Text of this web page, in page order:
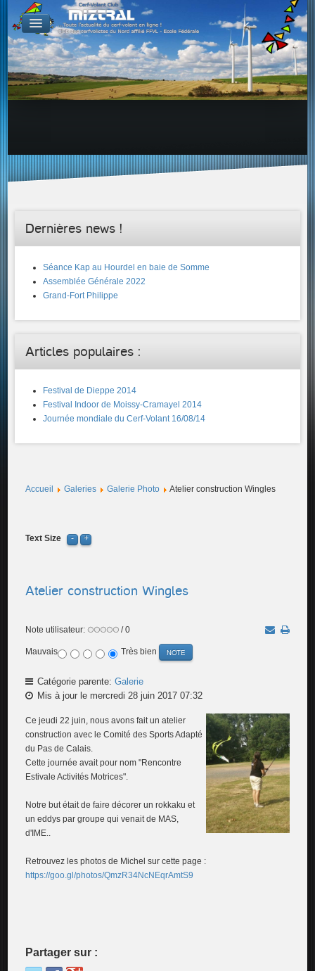
De par le monde
GALERIES
Galerie Photo
Galerie KAP
Galerie Vidéo
Proposer un lien sur votre site Web
Proposer un nouveau lien !
Dernières news !
Séance Kap au Hourdel en baie de Somme
Assemblée Générale 2022
Grand-Fort Philippe
Articles populaires :
Festival de Dieppe 2014
Festival Indoor de Moissy-Cramayel 2014
Journée mondiale du Cerf-Volant 16/08/14
Accueil Galeries Galerie Photo Atelier construction Wingles
Text Size
Atelier construction Wingles
Note utilisateur: / 0
Mauvais Très bien
Catégorie parente:Galerie
Mis à jour le mercredi 28 juin 2017 07:32
Ce jeudi 22 juin, nous avons fait un atelier
construction avec le Comité des Sports Adapté
du Pas de Calais.
Cette journée avait pour nom "Rencontre
Estivale Activités Motrices".
Notre but était de faire décorer un rokkaku et
un eddys par groupe qui venait de MAS,
d'IME..
Retrouvez les photos de Michel sur cette page :
https://goo.gl/photos/QmzR34NcNEqrAmtS9
Partager sur :